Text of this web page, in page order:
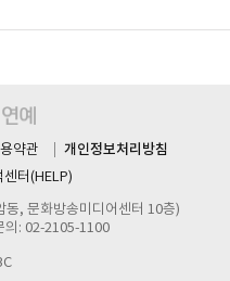
약관 개인정보처리방침
센터(HELP)
동, 문화방송미디어센터 10층)
의: 02-2105-1100